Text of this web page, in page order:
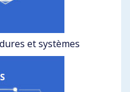
et systèmes